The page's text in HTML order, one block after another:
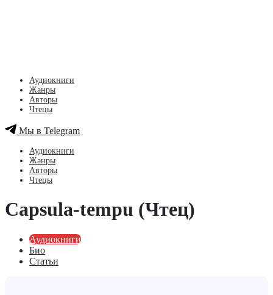
Аудиокниги
Жанры
Авторы
Чтецы
Мы в Telegram
Аудиокниги
Жанры
Авторы
Чтецы
Capsula-tempu (Чтец)
Аудиокниги
Био
Статьи